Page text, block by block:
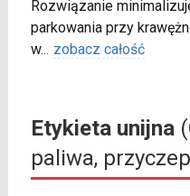
Rozwiązanie
parkowania przy
w... zobacz całość
Etykieta unijna
paliwa,